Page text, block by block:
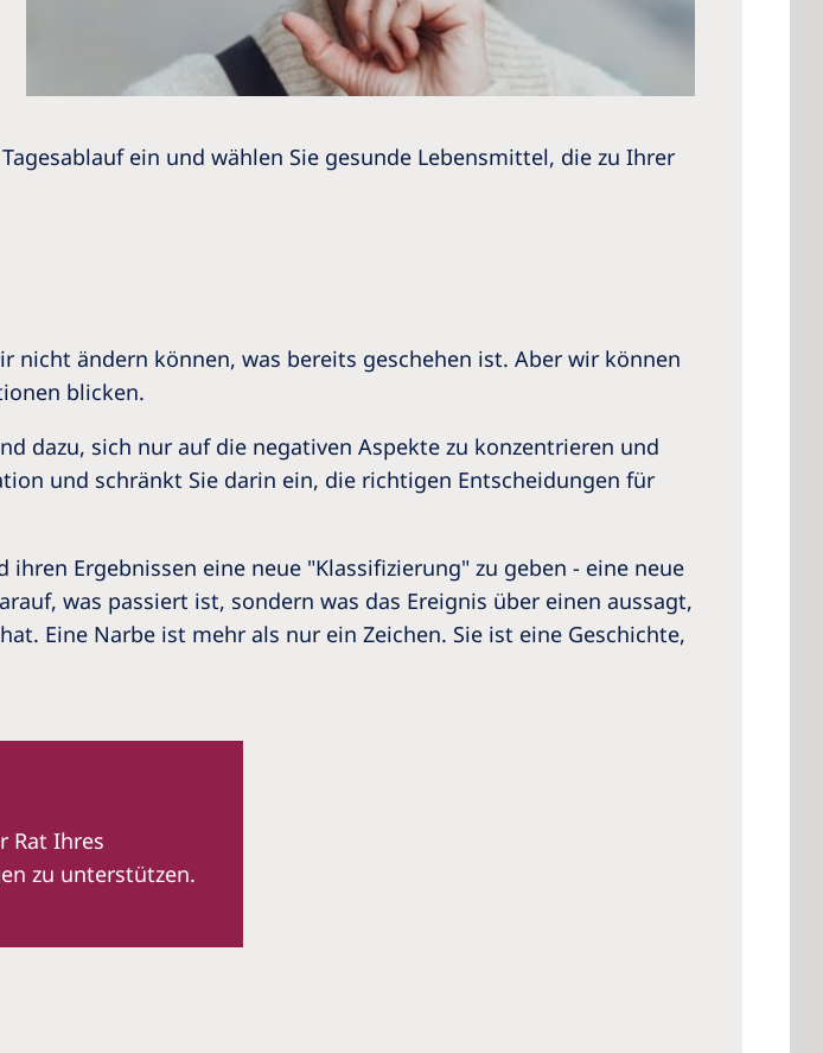
ein und wählen Sie gesunde Lebensmittel, die zu Ihrer
nicht ändern können, was bereits geschehen ist. Aber wir können
blicken.
dazu, sich nur auf die negativen Aspekte zu konzentrieren und
und schränkt Sie darin ein, die richtigen Entscheidungen für
Ergebnissen eine neue "Klassifizierung" zu geben - eine neue
was passiert ist, sondern was das Ereignis über einen aussagt,
Eine Narbe ist mehr als nur ein Zeichen. Sie ist eine Geschichte,
Rat Ihres
zu unterstützen.